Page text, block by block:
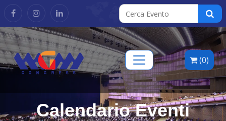
(0)
Calendario Eventi